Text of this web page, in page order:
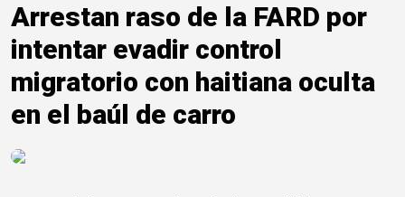
Arrestan raso de la FARD por
intentar evadir control
migratorio con haitiana oculta
en el baúl de carro